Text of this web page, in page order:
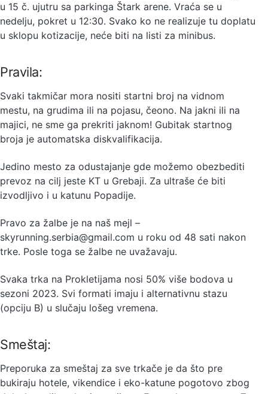
u 15 č. ujutru sa parkinga Štark arene. Vraća se u
nedelju, pokret u 12:30. Svako ko ne realizuje tu doplatu
u sklopu kotizacije, neće biti na listi za minibus.
Pravila:
Svaki takmičar mora nositi startni broj na vidnom
mestu, na grudima ili na pojasu, čeono. Na jakni ili na
majici, ne sme ga prekriti jaknom! Gubitak startnog
broja je automatska diskvalifikacija.
Jedino mesto za odustajanje gde možemo obezbediti
prevoz na cilj jeste KT u Grebaji. Za ultraše će biti
izvodljivo i u katunu Popadije.
Pravo za žalbe je na naš mejl –
skyrunning.serbia@gmail.com u roku od 48 sati nakon
trke. Posle toga se žalbe ne uvažavaju.
Svaka trka na Prokletijama nosi 50% više bodova u
sezoni 2023. Svi formati imaju i alternativnu stazu
(opciju B) u slučaju lošeg vremena.
Smeštaj:
Preporuka za smeštaj za sve trkače je da što pre
bukiraju hotele, vikendice i eko-katune pogotovo zbog